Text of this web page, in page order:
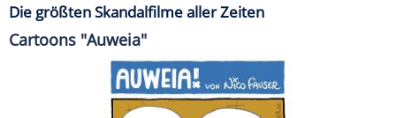
Die größten Skandalfilme aller Zeiten
Cartoons "Auweia"